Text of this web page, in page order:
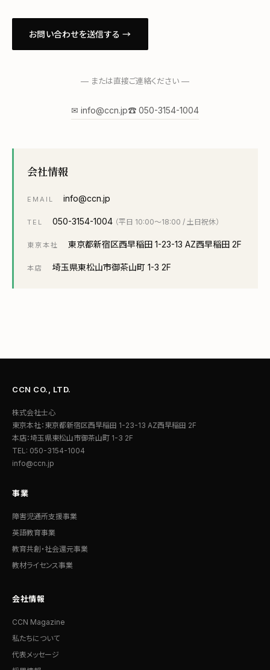
お問い合わせを送信する →
— または直接ご連絡ください —
✉ info@ccn.jp☎ 050-3154-1004
会社情報
EMAIL info@ccn.jp
TEL 050-3154-1004 （平日 10:00〜18:00 / 土日祝休）
東京本社 東京都新宿区西早稲田 1-23-13 AZ西早稲田 2F
本店 埼玉県東松山市御茶山町 1-3 2F
CCN CO., LTD.
株式会社士心
東京本社：東京都新宿区西早稲田 1-23-13 AZ西早稲田 2F
本店：埼玉県東松山市御茶山町 1-3 2F
TEL: 050-3154-1004
info@ccn.jp
事業
障害児通所支援事業
英語教育事業
教育共創・社会還元事業
教材ライセンス事業
会社情報
CCN Magazine
私たちについて
代表メッセージ